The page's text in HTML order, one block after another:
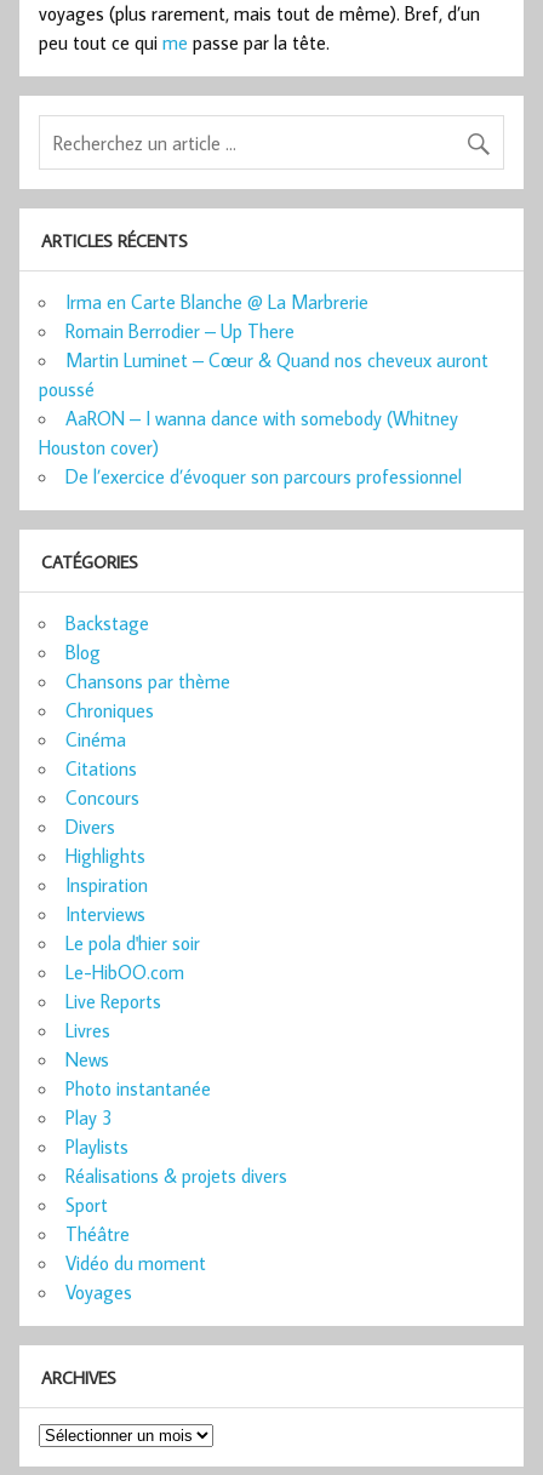
voyages (plus rarement, mais tout de même). Bref, d’un
peu tout ce qui me passe par la tête.
ARTICLES RÉCENTS
Irma en Carte Blanche @ La Marbrerie
Romain Berrodier – Up There
Martin Luminet – Cœur & Quand nos cheveux auront
poussé
AaRON – I wanna dance with somebody (Whitney
Houston cover)
De l’exercice d’évoquer son parcours professionnel
CATÉGORIES
Backstage
Blog
Chansons par thème
Chroniques
Cinéma
Citations
Concours
Divers
Highlights
Inspiration
Interviews
Le pola d'hier soir
Le-HibOO.com
Live Reports
Livres
News
Photo instantanée
Play 3
Playlists
Réalisations & projets divers
Sport
Théâtre
Vidéo du moment
Voyages
ARCHIVES
Archives